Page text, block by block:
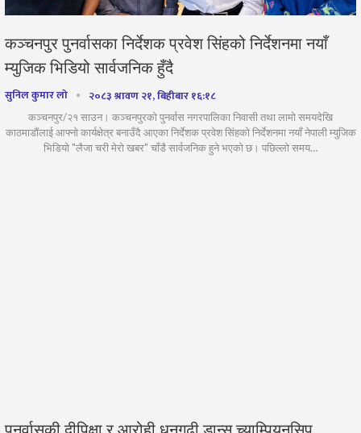
कञ्चनपुर पुनर्वासका निर्देशक प्रवेश सिंहको निर्देशनमा नयाँ
म्युजिक भिडियो सार्वजनिक हुँदै
सुनिल कुमार लो २०८३ श्रावण २१, बिहीबार १६:१८
कञ्चनपुर/२१ साउन। कञ्चनपुरको पुनर्वास नगरपालिका निवासी तथा लामो समयदेखि
काठमाडौंलाई आफ्नो कार्यक्षेत्र बनाउँदै आएका निर्देशक प्रवेश सिंहको निर्देशनमा नयाँ नेपाली म्युजिक
भिडियो "लैजा चरी मेरो खबर" चाँडै सार्वजनिक हुने भएको छ। पछिल्लो समय…